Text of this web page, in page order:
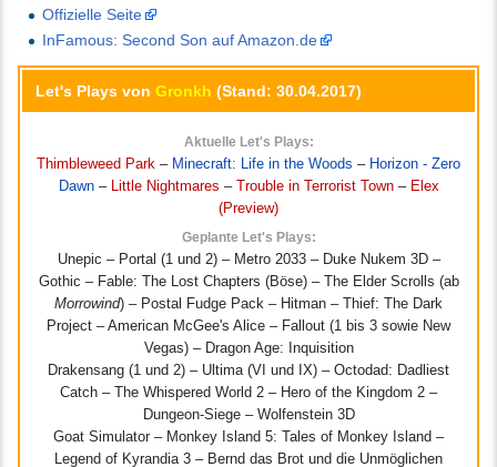
Offizielle Seite
InFamous: Second Son auf Amazon.de
Let's Plays von Gronkh (Stand: 30.04.2017)
Aktuelle Let's Plays:
Thimbleweed Park – Minecraft: Life in the Woods – Horizon - Zero
Dawn– Little Nightmares – Trouble in Terrorist Town– Elex
(Preview)
Geplante Let's Plays:
Unepic – Portal (1 und 2) – Metro 2033 – Duke Nukem 3D –
Gothic – Fable: The Lost Chapters (Böse) – The Elder Scrolls (ab
Morrowind) – Postal Fudge Pack – Hitman – Thief: The Dark
Project – American McGee's Alice – Fallout (1 bis 3 sowie New
Vegas) – Dragon Age: Inquisition
Drakensang (1 und 2) – Ultima (VI und IX) – Octodad: Dadliest
Catch – The Whispered World 2 – Hero of the Kingdom 2 –
Dungeon-Siege – Wolfenstein 3D
Goat Simulator – Monkey Island 5: Tales of Monkey Island –
Legend of Kyrandia 3 – Bernd das Brot und die Unmöglichen